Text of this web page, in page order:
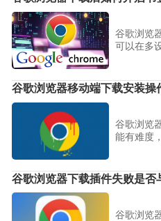
谷歌浏览
可以在多
用效率，
谷歌浏览器移动端下载安装操
谷歌浏览
能有难度
谷歌浏览器下载插件失败是否
谷歌浏览